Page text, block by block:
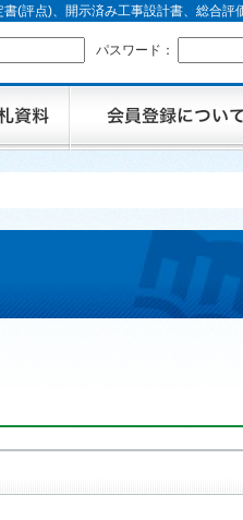
(評点)、開示済み工事設計書、総合評
パスワード：